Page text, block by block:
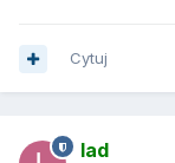
Cytuj
lad